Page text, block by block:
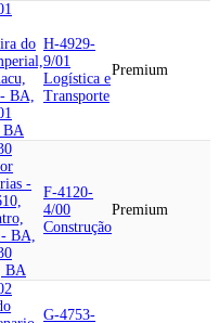
do
BA,
BA
H-4929-
9/01
Logística e
Transporte
Premium
-
- BA,
BA
F-4120-
4/00
Construção
Premium
G-4753-